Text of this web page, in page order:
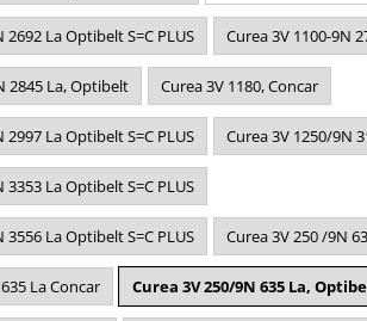
2692 La Optibelt S=C PLUS Curea 3V 1100-9N
2845 La, Optibelt Curea 3V 1180, Concar
2997 La Optibelt S=C PLUS Curea 3V 1250/9N
3353 La Optibelt S=C PLUS
3556 La Optibelt S=C PLUS Curea 3V 250 /9N
La Concar Curea 3V 250/9N 635 La,